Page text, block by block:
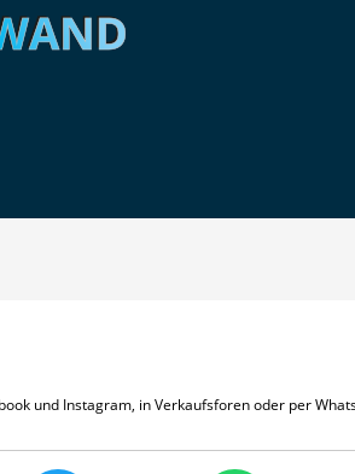
und Instagram, in Verkaufsforen oder per